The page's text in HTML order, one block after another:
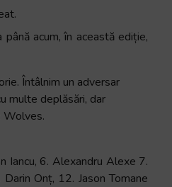
acum, în această ediție,
Întâlnim un adversar
multe deplăsări, dar
Wolves.
⁠Iancu, 6. ⁠Alexandru Alexe 7.
Onț, 12. ⁠Jason Tomane